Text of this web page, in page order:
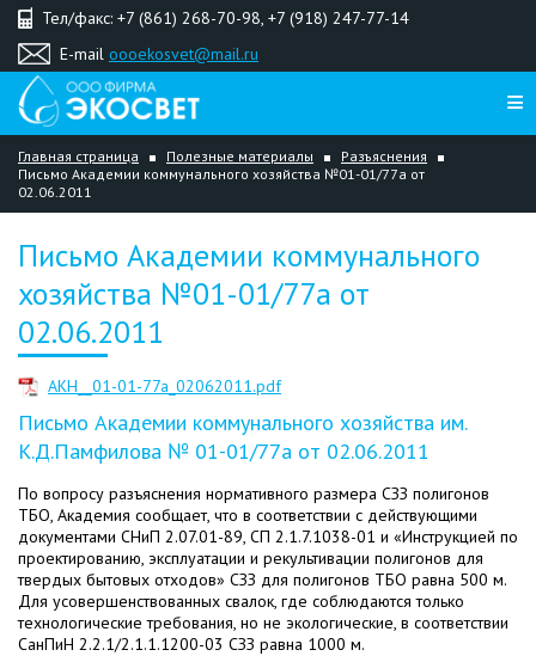
Тел/факс: +7 (861) 268-70-98, +7 (918) 247-77-14
E-mail oooekosvet@mail.ru
Главная страница Полезные материалы
Разъяснения
Письмо Академии коммунального хозяйства №01-01/77а от
02.06.2011
Письмо Академии коммунального
хозяйства №01-01/77а от
02.06.2011
AKH__01-01-77a_02062011.pdf
Письмо Академии коммунального хозяйства им.
К.Д.Памфилова № 01-01/77а от 02.06.2011
По вопросу разъяснения нормативного размера СЗЗ полигонов
ТБО, Академия сообщает, что в соответствии с действующими
документами СНиП 2.07.01-89, СП 2.1.7.1038-01 и «Инструкцией по
проектированию, эксплуатации и рекультивации полигонов для
твердых бытовых отходов» СЗЗ для полигонов ТБО равна 500 м.
Для усовершенствованных свалок, где соблюдаются только
технологические требования, но не экологические, в соответствии
СанПиН 2.2.1/2.1.1.1200-03 СЗЗ равна 1000 м.